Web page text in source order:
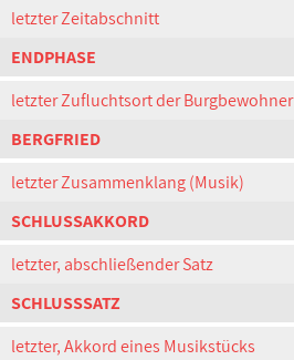
letzter Zeitabschnitt
ENDPHASE
letzter Zufluchtsort der Burgbewohner
BERGFRIED
letzter Zusammenklang (Musik)
SCHLUSSAKKORD
letzter, abschließender Satz
SCHLUSSSATZ
letzter, Akkord eines Musikstücks